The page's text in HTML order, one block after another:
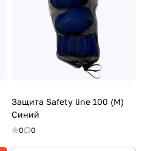
Защита Safety line 100 (M)
Синий
0 0